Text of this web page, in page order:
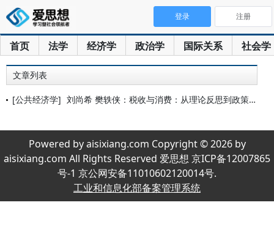
首页 法学 经济学 政治学 国际关系 社会学
登录 注册
文章列表
[公共经济学] 刘尚希 樊轶侠：税收与消费：从理论反思到政策优化
Powered by aisixiang.com Copyright © 2026 by
aisixiang.com All Rights Reserved 爱思想 京ICP备12007865
号-1 京公网安备11010602120014号.
工业和信息化部备案管理系统